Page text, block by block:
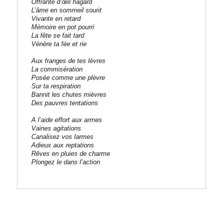
Offrante d’œil hagard
L’âme en sommeil sourit
Vivante en retard
Mémoire en pot pourri
La fête se fait tard
Vénère ta fée et rie
Aux franges de tes lèvres
La commisération
Posée comme une plèvre
Sur ta respiration
Bannit les chutes mièvres
Des pauvres tentations
A l’aide effort aux armes
Vaines agitations
Canalisez vos larmes
Adieux aux reptations
Rêves en pluies de charme
Plongez le dans l’action